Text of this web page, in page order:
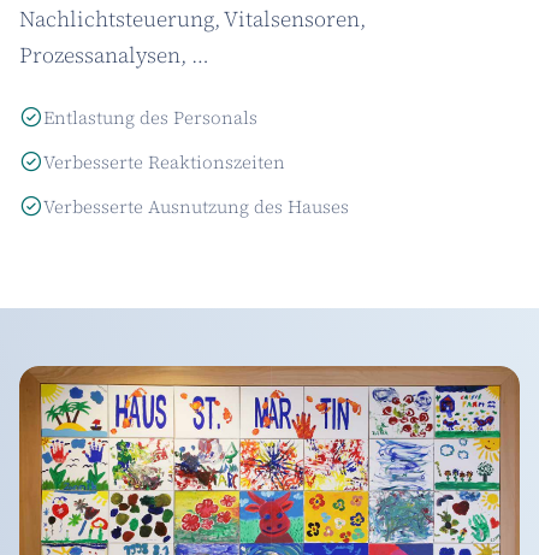
Nachlichtsteuerung, Vitalsensoren,
Prozessanalysen, …
Entlastung des Personals
Verbesserte Reaktionszeiten
Verbesserte Ausnutzung des Hauses